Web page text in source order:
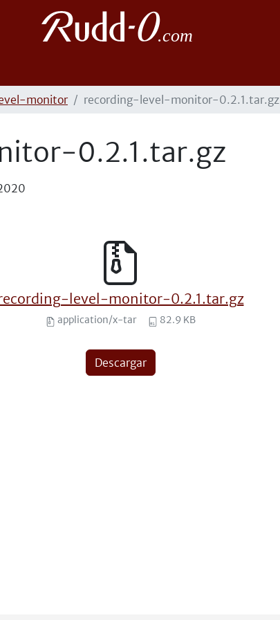
monitor recording-level-monitor-0.2.1.tar.gz
0.2.1.tar.gz
level-monitor-0.2.1.tar.gz
application/x-tar 82.9 KB
Descargar